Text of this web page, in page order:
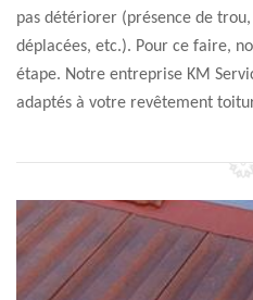
pas détériorer (présence de
déplacées, etc.). Pour ce faire,
étape. Notre entreprise KM
adaptés à votre revêtement